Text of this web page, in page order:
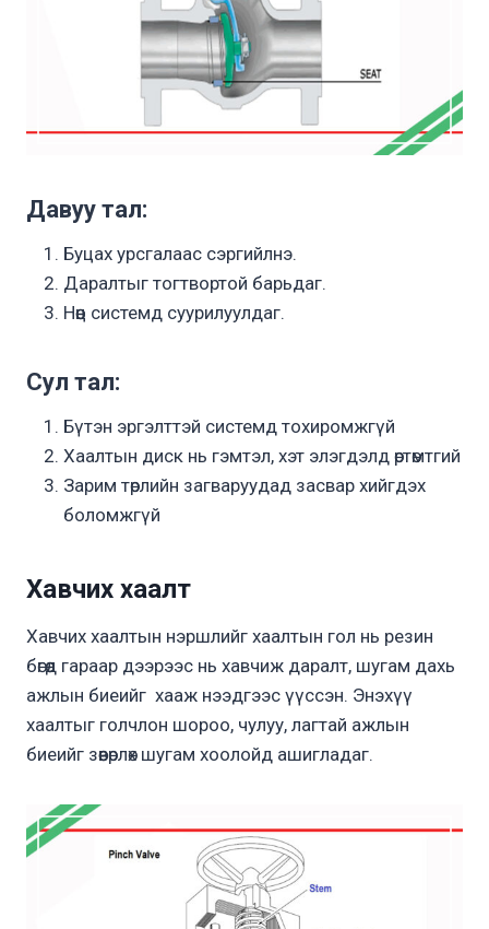
Давуу тал:
Буцах урсгалаас сэргийлнэ.
Даралтыг тогтвортой барьдаг.
Нөөц системд суурилуулдаг.
Сул тал:
Бүтэн эргэлттэй системд тохиромжгүй
Хаалтын диск нь гэмтэл, хэт элэгдэлд өртөмтгий
Зарим төрлийн загваруудад засвар хийгдэх
боломжгүй
Хавчих хаалт
Хавчих хаалтын нэршлийг хаалтын гол нь резин
бөгөөд гараар дээрээс нь хавчиж даралт, шугам дахь
ажлын биеийг хааж нээдгээс үүссэн. Энэхүү
хаалтыг голчлон шороо, чулуу, лагтай ажлын
биеийг зөөвөрлөх шугам хоолойд ашигладаг.